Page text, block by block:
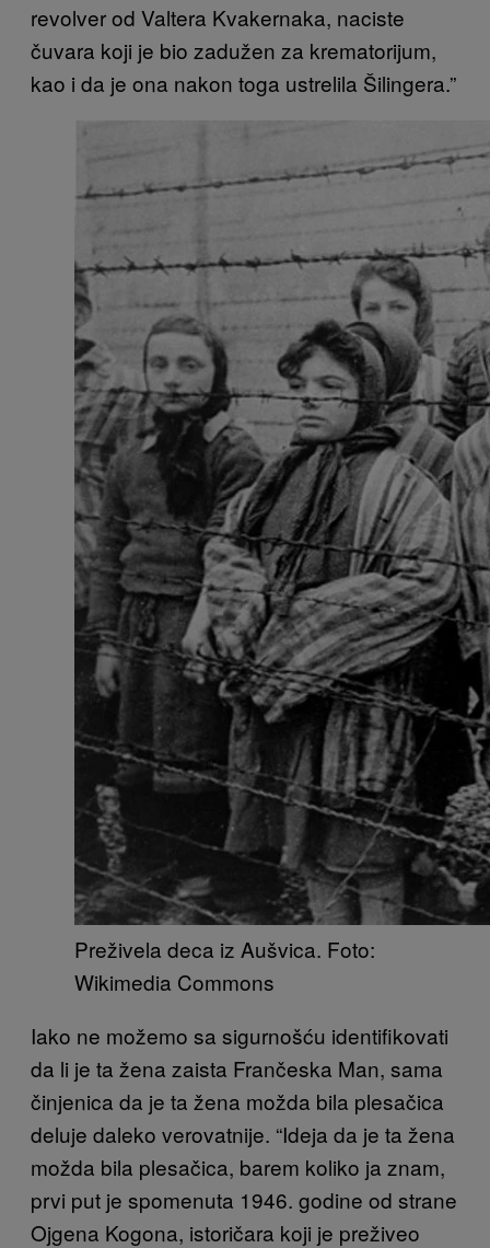
revolver od Valtera Kvakernaka, naciste
čuvara koji je bio zadužen za krematorijum,
kao i da je ona nakon toga ustrelila Šilingera.”
Preživela deca iz Aušvica. Foto:
Wikimedia Commons
Iako ne možemo sa sigurnošću identifikovati
da li je ta žena zaista Frančeska Man, sama
činjenica da je ta žena možda bila plesačica
deluje daleko verovatnije. “Ideja da je ta žena
možda bila plesačica, barem koliko ja znam,
prvi put je spomenuta 1946. godine od strane
Ojgena Kogona, istoričara koji je preživeo